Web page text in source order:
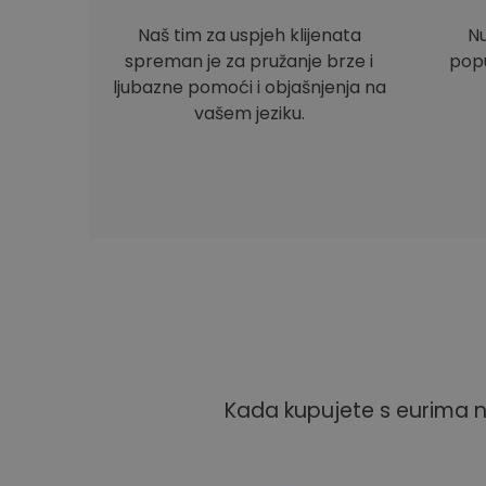
Naš tim za uspjeh klijenata
spreman je za pružanje brze i
ljubazne pomoći i objašnjenja na
vašem jeziku.
Kada kupujete s eurima